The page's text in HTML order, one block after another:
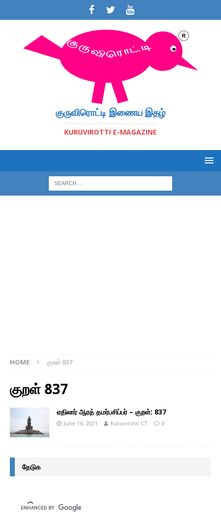
குருவிரொட்டி இணைய இதழ்
KURUVIROTTI E-MAGAZINE
HOME குறள் 837
குறள் 837
ஏதிலார் ஆரத் தமர்பசிப்பர் – குறள்: 837
June 16, 2021 Kuruvirotti CT 0
தேடுக